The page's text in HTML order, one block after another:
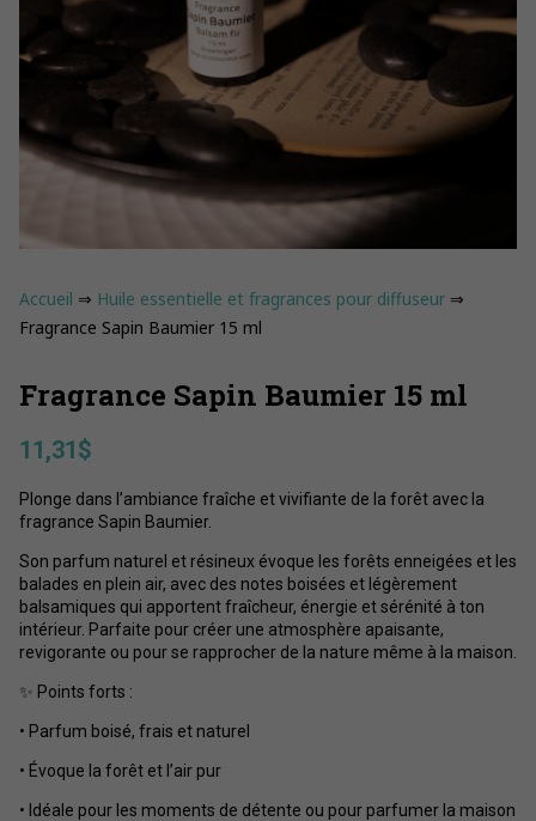
Accueil ⇒ Huile essentielle et fragrances pour diffuseur⇒
Fragrance Sapin Baumier 15 ml
Fragrance Sapin Baumier 15 ml
11,31$
Plonge dans l’ambiance fraîche et vivifiante de la forêt avec la
fragrance Sapin Baumier.
Son parfum naturel et résineux évoque les forêts enneigées et les
balades en plein air, avec des notes boisées et légèrement
balsamiques qui apportent fraîcheur, énergie et sérénité à ton
intérieur. Parfaite pour créer une atmosphère apaisante,
revigorante ou pour se rapprocher de la nature même à la maison.
✨ Points forts :
• Parfum boisé, frais et naturel
• Évoque la forêt et l’air pur
• Idéale pour les moments de détente ou pour parfumer la maison